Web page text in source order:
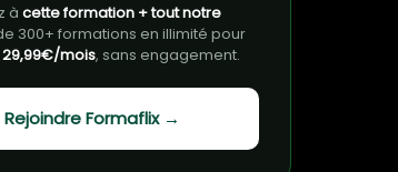
à cette formation + tout notre
300+ formations en illimité pour
29,99€/mois, sans engagement.
Rejoindre Formaflix →